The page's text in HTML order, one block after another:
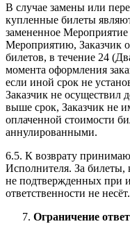
В случае замены или
купленные билеты
замененное
Мероприятию, Заказчик
билетов, в течение 24
момента оформления
если иной срок не
Заказчик не осуществил
выше срок, Заказчик не
оплаченной стоимости
аннулированными.
6.5. К возврату
Исполнителя. За билеты,
не подтвержденных при
ответственности не несёт.
Ограничение